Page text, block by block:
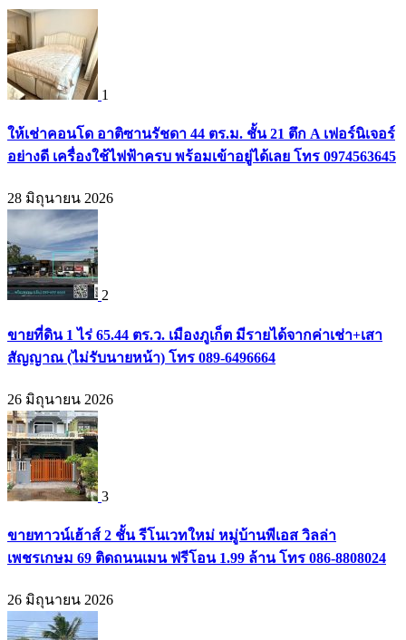
1
ให้เช่าคอนโด อาติซานรัชดา 44 ตร.ม. ชั้น 21 ตึก A เฟอร์นิเจอร์
อย่างดี เครื่องใช้ไฟฟ้าครบ พร้อมเข้าอยู่ได้เลย โทร 0974563645
28 มิถุนายน 2026
2
ขายที่ดิน 1 ไร่ 65.44 ตร.ว. เมืองภูเก็ต มีรายได้จากค่าเช่า+เสา
สัญญาณ (ไม่รับนายหน้า) โทร 089-6496664
26 มิถุนายน 2026
3
ขายทาวน์เฮ้าส์ 2 ชั้น รีโนเวทใหม่ หมู่บ้านพีเอส วิลล่า
เพชรเกษม 69 ติดถนนเมน ฟรีโอน 1.99 ล้าน โทร 086-8808024
26 มิถุนายน 2026